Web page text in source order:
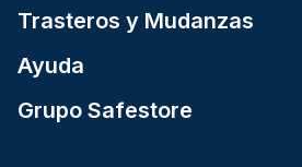
Trasteros y Mudanzas
Ayuda
Grupo Safestore